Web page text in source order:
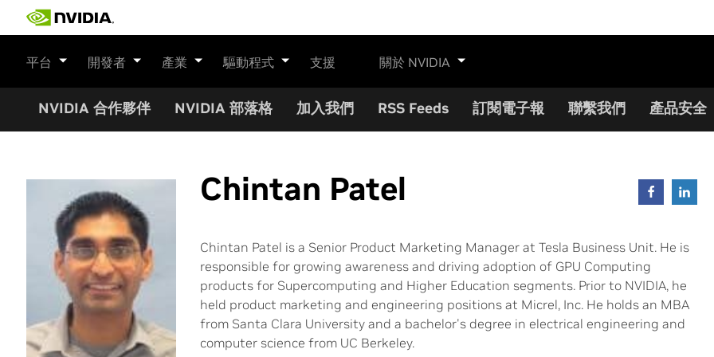
平台 開發者 產業 驅動程式 支援 關於 NVIDIA
NVIDIA 合作夥伴 NVIDIA 部落格 加入我們 RSS Feeds 訂閱電子報 聯繫我們 產品安全
Chintan Patel
Chintan Patel is a Senior Product Marketing Manager at Tesla Business Unit. He is
responsible for growing awareness and driving adoption of GPU Computing
products for Supercomputing and Higher Education segments. Prior to NVIDIA, he
held product marketing and engineering positions at Micrel, Inc. He holds an MBA
from Santa Clara University and a bachelor's degree in electrical engineering and
computer science from UC Berkeley.